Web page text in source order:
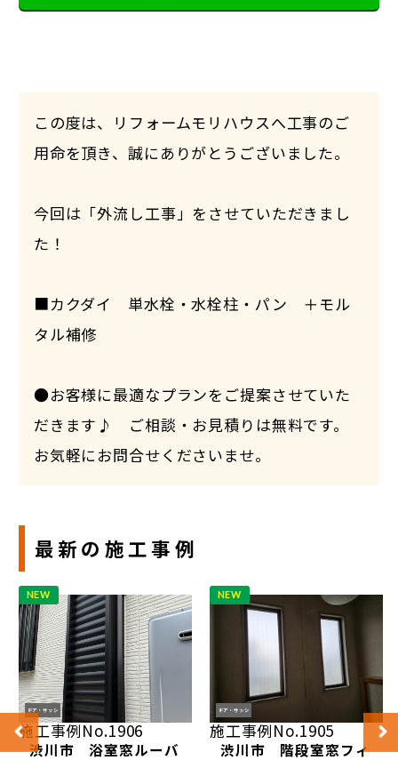
この度は、リフォームモリハウスへ工事のご
用命を頂き、誠にありがとうございました。
今回は「外流し工事」をさせていただきまし
た！
■カクダイ 単水栓・水栓柱・パン ＋モル
タル補修
●お客様に最適なプランをご提案させていた
だきます♪ ご相談・お見積りは無料です。
お気軽にお問合せくださいませ。
最新の施工事例
NEW
ドア・サッシ
施工事例No.1906
渋川市 浴室窓ルーバ
NEW
ドア・サッシ
施工事例No.1905
渋川市 階段室窓フィ